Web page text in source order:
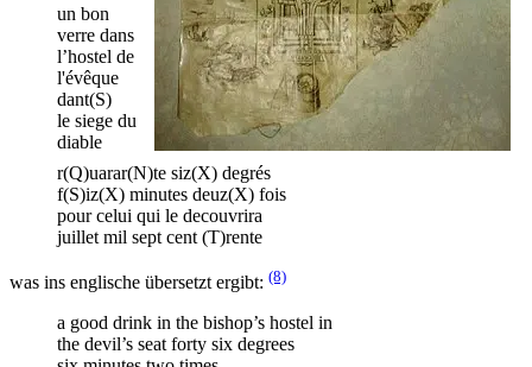
un bon
verre dans
l’hostel de
l'évêque
dant(S)
le siege du
diable
r(Q)uarar(N)te siz(X) degrés
f(S)iz(X) minutes deuz(X) fois
pour celui qui le decouvrira
juillet mil sept cent (T)rente
was ins englische übersetzt ergibt: (8)
a good drink in the bishop’s hostel in
the devil’s seat forty six degrees